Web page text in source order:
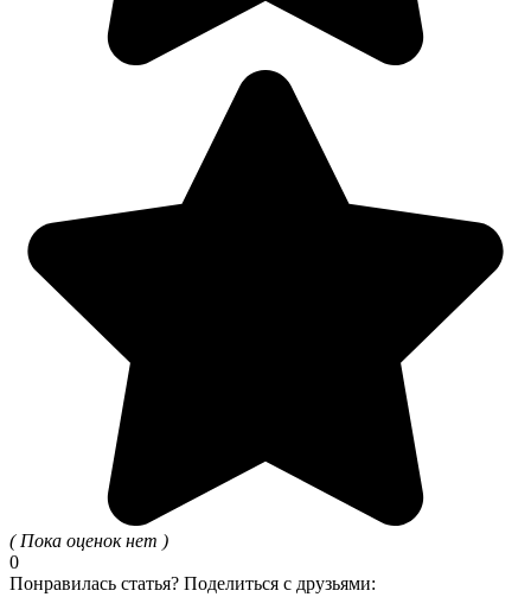
( Пока оценок нет )
0
Понравилась статья? Поделиться с друзьями: